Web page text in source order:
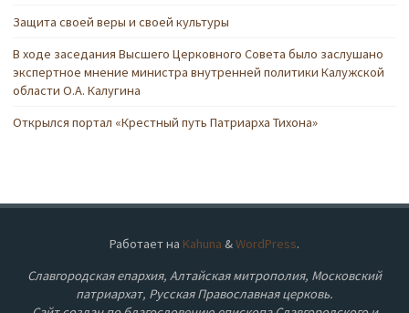
Защита своей веры и своей культуры
В ходе заседания Высшего Церковного Совета было заслушано
экспертное мнение министра внутренней политики Калужской
области О.А. Калугина
Открылся портал «Крестный путь Патриарха Тихона»
Работает на Kahuna &WordPress.
Славгородская епархия, Алтайская митрополия, Московский
патриархат, Русская Православная церковь.